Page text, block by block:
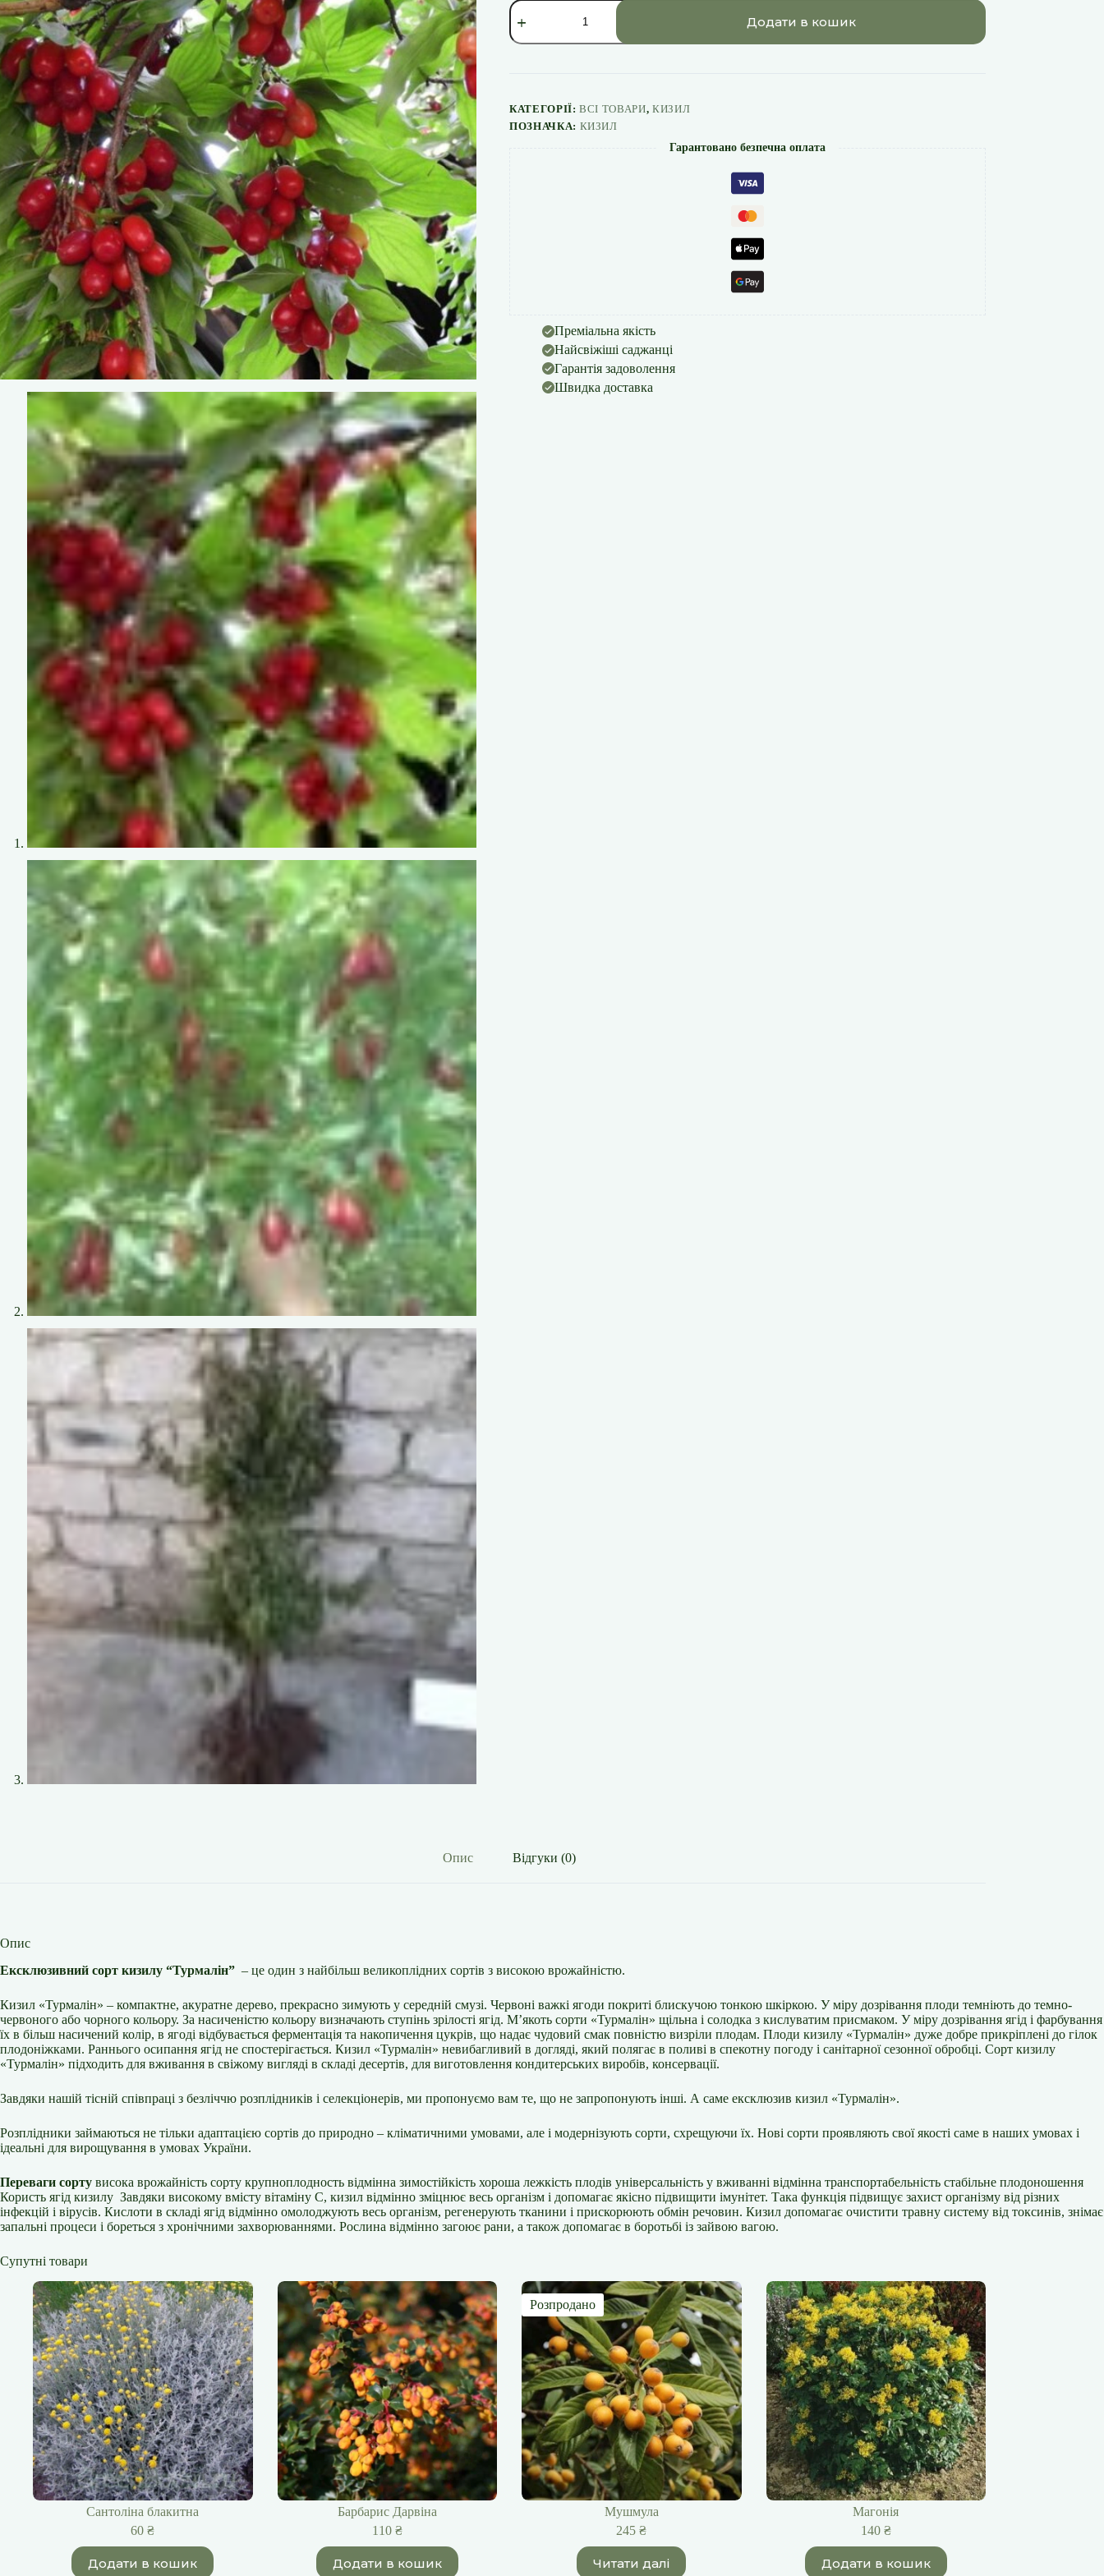
Кизил
"Ексклюзив"
кількість
Додати в кошик
КАТЕГОРІЇ:ВСІ ТОВАРИ, КИЗИЛ
ПОЗНАЧКА: КИЗИЛ
Гарантовано безпечна оплата
Преміальна якість
Найсвіжіші саджанці
Гарантія задоволення
Швидка доставка
Опис Відгуки (0)
Опис
Ексклюзивний сорт кизилу “Турмалін” – це один з найбільш великоплідних сортів з високою врожайністю.
Кизил «Турмалін» – компактне, акуратне дерево, прекрасно зимують у середній смузі. Червоні важкі ягоди покриті блискучою тонкою шкіркою. У міру дозрівання плоди темніють до темно-
червоного або чорного кольору. За насиченістю кольору визначають ступінь зрілості ягід. М’якоть сорти «Турмалін» щільна і солодка з кислуватим присмаком. У міру дозрівання ягід і фарбування
їх в більш насичений колір, в ягоді відбувається ферментація та накопичення цукрів, що надає чудовий смак повністю визріли плодам. Плоди кизилу «Турмалін» дуже добре прикріплені до гілок
плодоніжками. Раннього осипання ягід не спостерігається. Кизил «Турмалін» невибагливий в догляді, який полягає в поливі в спекотну погоду і санітарної сезонної обробці. Сорт кизилу
«Турмалін» підходить для вживання в свіжому вигляді в складі десертів, для виготовлення кондитерських виробів, консервації.
Завдяки нашій тісній співпраці з безліччю розплідників і селекціонерів, ми пропонуємо вам те, що не запропонують інші. А саме ексклюзив кизил «Турмалін».
Розплідники займаються не тільки адаптацією сортів до природно – кліматичними умовами, але і модернізують сорти, схрещуючи їх. Нові сорти проявляють свої якості саме в наших умовах і
ідеальні для вирощування в умовах України.
Переваги сорту висока врожайність сорту крупноплодность відмінна зимостійкість хороша лежкість плодів універсальність у вживанні відмінна транспортабельність стабільне плодоношення
Користь ягід кизилу Завдяки високому вмісту вітаміну С, кизил відмінно зміцнює весь організм і допомагає якісно підвищити імунітет. Така функція підвищує захист організму від різних
інфекцій і вірусів. Кислоти в складі ягід відмінно омолоджують весь організм, регенерують тканини і прискорюють обмін речовин. Кизил допомагає очистити травну систему від токсинів, знімає
запальні процеси і бореться з хронічними захворюваннями. Рослина відмінно загоює рани, а також допомагає в боротьбі із зайвою вагою.
Супутні товари
Сантоліна блакитна
60₴
Додати в кошик
Барбарис Дарвіна
110 ₴
Додати в кошик
Розпродано
Мушмула
245₴
Читати далі
Магонія
140 ₴
Додати в кошик